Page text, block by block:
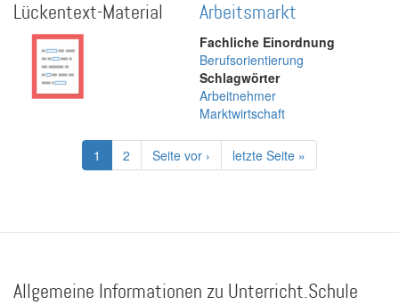
Lückentext-Material Arbeitsmarkt
Fachliche Einordnung
Berufsorientierung
Schlagwörter
Arbeitnehmer
Marktwirtschaft
Seitennummerierung
Aktuelle
Seite
1 Page
2
Nächste
Seite
Seite vor ›
Letzte
Seite
letzte Seite »
Allgemeine Informationen zu Unterricht.Schule